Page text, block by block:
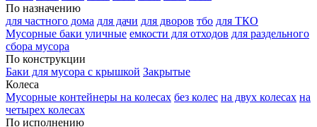
По назначению
для частного дома для дачи для дворов тбо для ТКО
Мусорные баки уличные емкости для отходов для раздельного
сбора мусора
По конструкции
Баки для мусора с крышкой Закрытые
Колеса
Мусорные контейнеры на колесах без колес на двух колесах на
четырех колесах
По исполнению